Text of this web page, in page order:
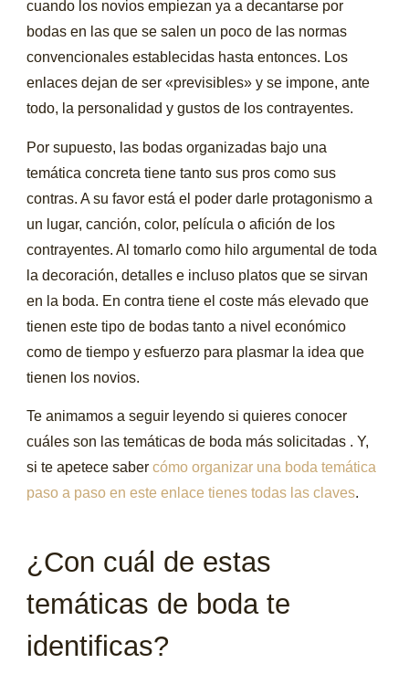
cuando los novios empiezan ya a decantarse por
bodas en las que se salen un poco de las normas
convencionales establecidas hasta entonces. Los
enlaces dejan de ser «previsibles» y se impone, ante
todo, la personalidad y gustos de los contrayentes.
Por supuesto, las bodas organizadas bajo una
temática concreta tiene tanto sus pros como sus
contras. A su favor está el poder darle protagonismo a
un lugar, canción, color, película o afición de los
contrayentes. Al tomarlo como hilo argumental de toda
la decoración, detalles e incluso platos que se sirvan
en la boda. En contra tiene el coste más elevado que
tienen este tipo de bodas tanto a nivel económico
como de tiempo y esfuerzo para plasmar la idea que
tienen los novios.
Te animamos a seguir leyendo si quieres conocer
cuáles son las temáticas de boda más solicitadas . Y,
si te apetece sabercómo organizar una boda temática
paso a paso en este enlace tienes todas las claves.
¿Con cuál de estas
temáticas de boda te
identificas?